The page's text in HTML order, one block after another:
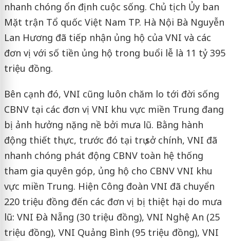
nhanh chóng ổn định cuộc sống. Chủ tịch Ủy ban
Mặt trận Tổ quốc Việt Nam TP. Hà Nội Bà Nguyễn
Lan Hương đã tiếp nhận ủng hộ của VNI và các
đơn vị với số tiền ủng hộ trong buổi lễ là 11 tỷ 395
triệu đồng.
Bên cạnh đó, VNI cũng luôn chăm lo tới đời sống
CBNV tại các đơn vị VNI khu vực miền Trung đang
bị ảnh hưởng nặng nề bởi mưa lũ. Bằng hành
động thiết thực, trước đó tại trụ sở chính, VNI đã
nhanh chóng phát động CBNV toàn hệ thống
tham gia quyên góp, ủng hộ cho CBNV VNI khu
vực miền Trung. Hiện Công đoàn VNI đã chuyển
220 triệu đồng đến các đơn vị bị thiệt hại do mưa
lũ: VNI Đà Nẵng (30 triệu đồng), VNI Nghệ An (25
triệu đồng), VNI Quảng Bình (95 triệu đồng), VNI